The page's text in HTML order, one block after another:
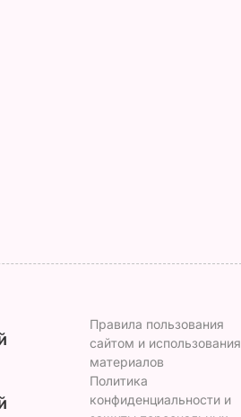
о
Правила пользования
сайтом и использования
материалов
Политика
конфиденциальности и